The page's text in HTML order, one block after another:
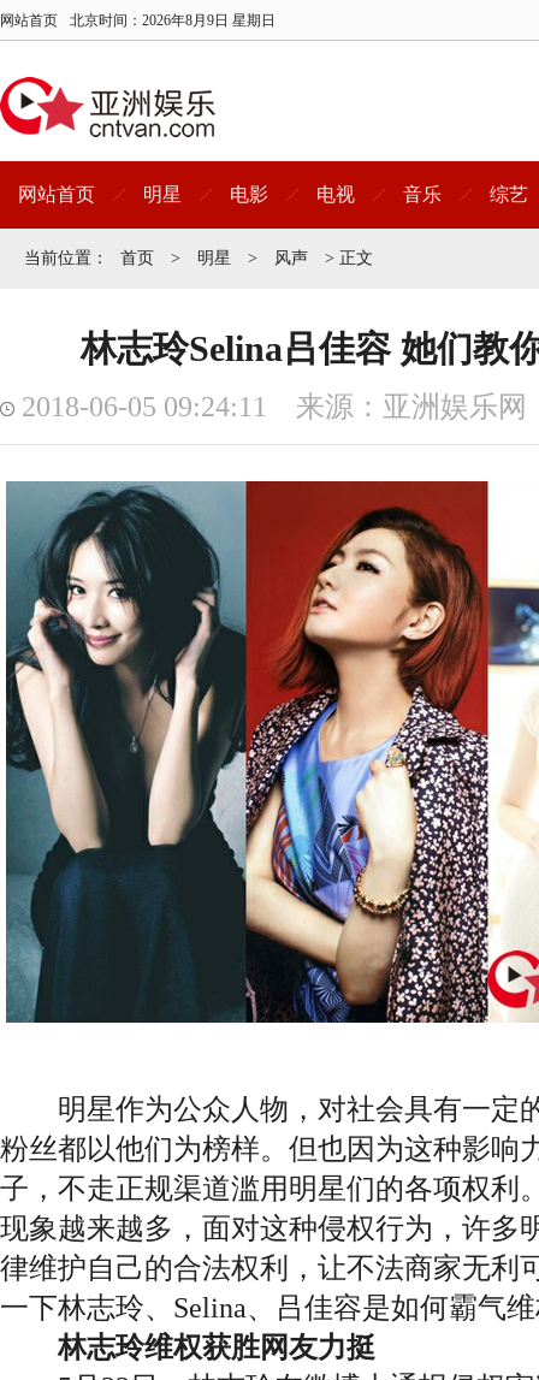
网站首页 北京时间： 2026年8月9日 星期日
网站首页 明星 电影 电视 音乐 综艺
当前位置： 首页 > 明星 > 风声 > 正文
林志玲Selina吕佳容 她们教
2018-06-05 09:24:11 来源：亚洲娱乐网
明星作为公众人物，对社会具有一定
粉丝都以他们为榜样。但也因为这种影响
子，不走正规渠道滥用明星们的各项权利
现象越来越多，面对这种侵权行为，许多
律维护自己的合法权利，让不法商家无利
一下林志玲、Selina、吕佳容是如何霸气
林志玲维权获胜网友力挺